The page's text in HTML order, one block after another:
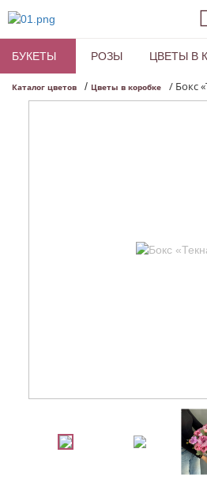
БУКЕТЫ РОЗЫ ЦВЕТЫ В
Каталог цветов / Цветы в коробке / Бокс